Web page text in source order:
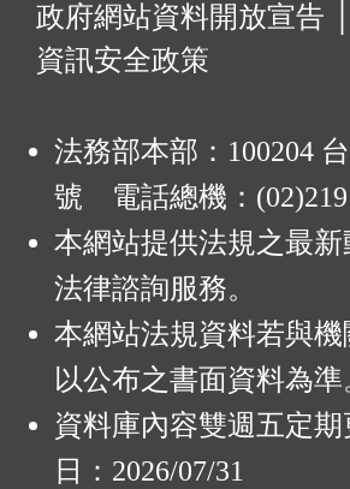
政府網站資料開放宣告
資訊安全政策
法務部本部：100204
號 電話總機：
本網站提供法規之最
法律諮詢服務。
本網站法規資料若與
以公布之書面資料為準
資料庫內容雙週五定
日：2026/07/31